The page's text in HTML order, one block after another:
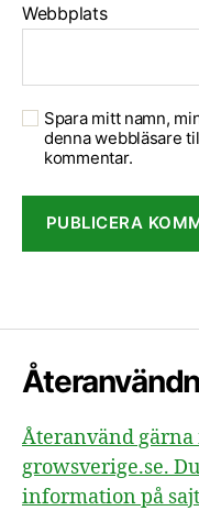
Webbplats
Spara mitt namn,
denna webbläsare
kommentar.
Återanvänd
growsverige.se.
information på